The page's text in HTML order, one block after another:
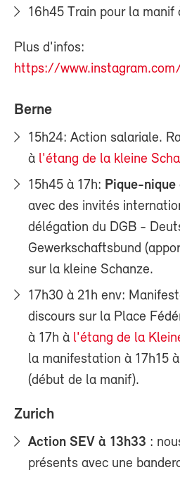
16h45 Train pour la manif
Plus d'infos:
https://
Berne
15h24: Action salariale.
à l'étang de la kleine
15h45 à 17h: Pique-nique
avec des invités
délégation du DGB -
Gewerkschaftsbund
sur la kleine Schanze.
17h30 à 21h env:
discours sur la Place
à 17h à l'étang de la
la manifestation à 17h15
(début de la manif).
Zurich
Action SEV à 13h33 :
présents avec une